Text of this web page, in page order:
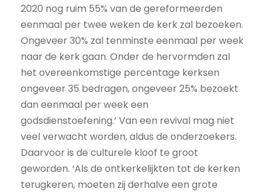
2020 nog ruim 55% van de gereformeerden
eenmaal per twee weken de kerk zal bezoeken.
Ongeveer 30% zal tenminste eenmaal per week
naar de kerk gaan. Onder de hervormden zal
het overeenkomstige percentage kerksen
ongeveer 35 bedragen, ongeveer 25% bezoekt
dan eenmaal per week een
godsdienstoefening.’ Van een revival mag niet
veel verwacht worden, aldus de onderzoekers.
Daarvoor is de culturele kloof te groot
geworden. ‘Als de ontkerkelijkten tot de kerken
terugkeren, moeten zij derhalve een grote